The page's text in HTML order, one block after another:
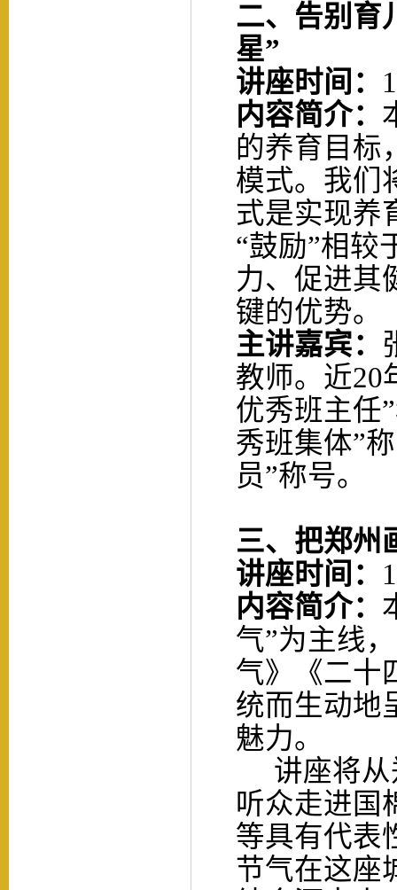
二、告别育
星”
讲座时间：
内容简介：
的养育目标
模式。我们
式是实现养
“鼓励”相较
力、促进其
键的优势。
主讲嘉宾：
教师。近20
优秀班主任
秀班集体”
员”称号。
三、 把郑州
讲座时间：
内容简介：
气”为主线
气》《二十
统而生动地
魅力。
讲座将
听众走进国
等具有代表
节气在这座